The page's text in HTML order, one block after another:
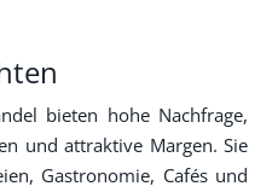
bieten hohe Nachfrage,
und attraktive Margen. Sie
Gastronomie, Cafés und